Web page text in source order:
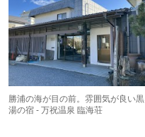
勝浦の海が目の前。雰囲気が良い黒
湯の宿 - 万祝温泉 臨海荘